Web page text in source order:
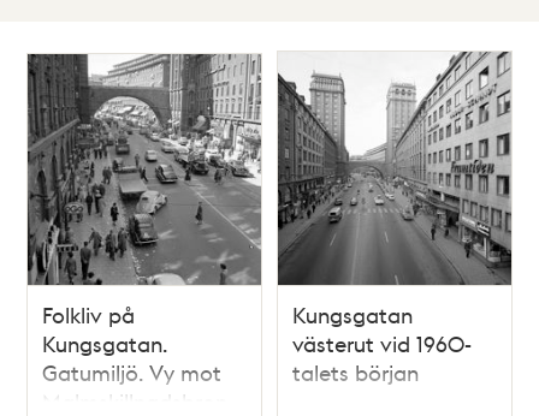
ListaKarta
träffar
Folkliv på
Kungsgatan.
Gatumiljö. Vy mot
Malmskillnadsbron
Kungsgatan
västerut vid 1960-
talets början